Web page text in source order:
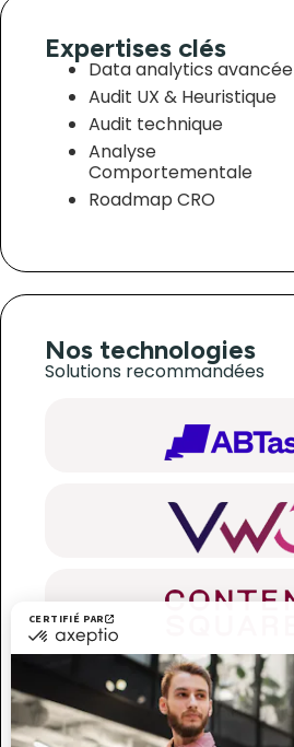
Expertises clés
Data analytics avancée
Audit UX & Heuristique
Audit technique
Analyse
Comportementale
Roadmap CRO
Nos technologies
Solutions recommandées